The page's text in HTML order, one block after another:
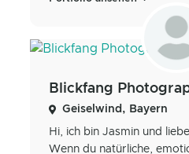
Blickfang
Geiselwind, Bayern
Hi, ich bin Jasmin und
Wenn du natürliche,